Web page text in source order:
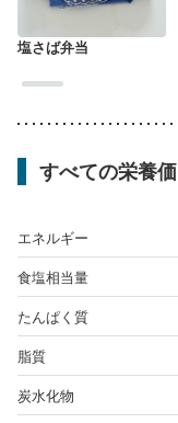
塩さば弁当
すべての栄養価
エネルギー
食塩相当量
たんぱく質
脂質
炭水化物